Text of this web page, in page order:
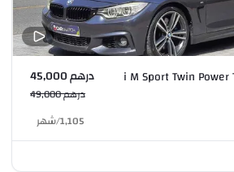
بي ام دبليو 440 i M Sport Twin Power Turbo درهم 45,000
درهم 49,000
1,105
/شهر